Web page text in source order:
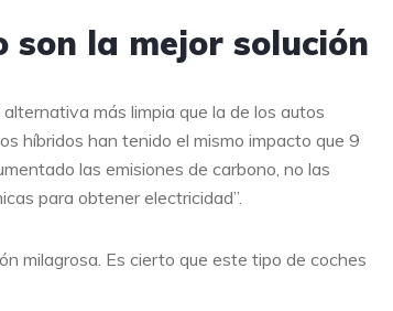
son la mejor solución
más limpia que la de los autos
híbridos han tenido el mismo impacto que 9
las emisiones de carbono, no las
para obtener electricidad”.
milagrosa. Es cierto que este tipo de coches